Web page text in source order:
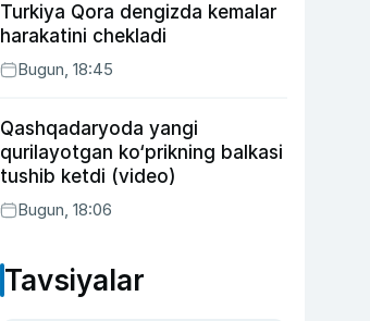
Turkiya Qora dengizda kemalar
harakatini chekladi
Bugun, 18:45
Qashqadaryoda yangi
qurilayotgan ko‘prikning balkasi
tushib ketdi (video)
Bugun, 18:06
Tavsiyalar